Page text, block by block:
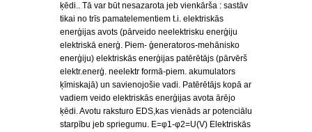
ķēdi.. Tā var būt nesazarota jeb vienkārša : sastāv
tikai no trīs pamatelementiem t.i. elektriskās
enerģijas avots (pārveido neelektrisku enerģiju
elektriskā enerģ. Piem- ģeneratoros-mehānisko
enerģiju) elektriskās enerģijas patērētājs (pārvērš
elektr.enerģ. neelektr formā-piem. akumulators
ķīmiskajā) un savienojošie vadi. Patērētājs kopā ar
vadiem veido elektriskās enerģijas avota ārējo
ķēdi. Avotu raksturo EDS,kas vienāds ar potenciālu
starpību jeb spriegumu. E=φ1-φ2=U(V) Elektriskās